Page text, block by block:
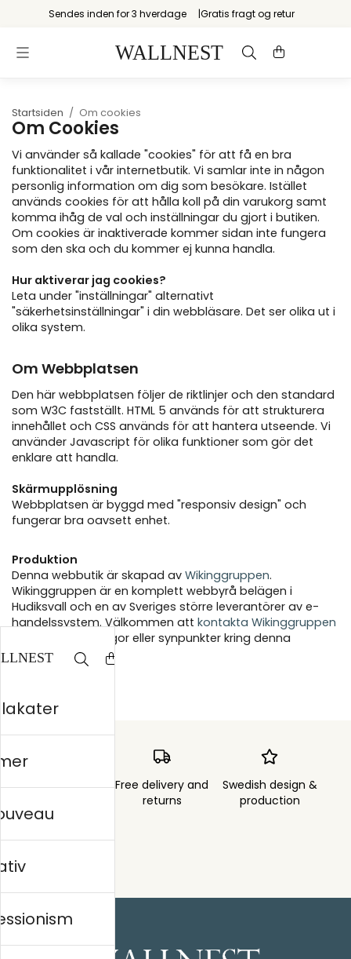
Sendes inden for 3 hverdage Gratis fragt og retur
Startsiden / Om cookies
Om Cookies
Vi använder så kallade "cookies" för att få en bra
funktionalitet i vår internetbutik. Vi samlar inte in någon
personlig information om dig som besökare. Istället
används cookies för att hålla koll på din varukorg samt
komma ihåg de val och inställningar du gjort i butiken.
Om cookies är inaktiverade kommer sidan inte fungera
som den ska och du kommer ej kunna handla.
Hur aktiverar jag cookies?
Leta under "inställningar" alternativt
"säkerhetsinställningar" i din webbläsare. Det ser olika ut i
olika system.
Om Webbplatsen
Den här webbplatsen följer de riktlinjer och den standard
som W3C fastställt. HTML 5 används för att strukturera
innehållet och CSS används för att hantera utseende. Vi
använder Javascript för olika funktioner som gör det
enklare att handla.
Skärmupplösning
Webbplatsen är byggd med "responsiv design" och
fungerar bra oavsett enhet.
Produktion
Denna webbutik är skapad av Wikinggruppen.
Wikinggruppen är en komplett webbyrå belägen i
Hudiksvall och en av Sveriges större leverantörer av e-
handelssystem. Välkommen att kontakta Wikinggruppen
vid eventuella frågor eller synpunkter kring denna
webbplats.
Order sent within Free delivery and
returns
Swedish design &
production